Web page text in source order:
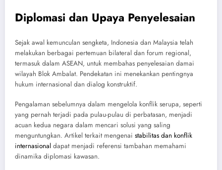
Diplomasi dan Upaya Penyelesaian
Sejak awal kemunculan sengketa, Indonesia dan Malaysia telah
melakukan berbagai pertemuan bilateral dan forum regional,
termasuk dalam ASEAN, untuk membahas penyelesaian damai
wilayah Blok Ambalat. Pendekatan ini menekankan pentingnya
hukum internasional dan dialog konstruktif.
Pengalaman sebelumnya dalam mengelola konflik serupa, seperti
yang pernah terjadi pada pulau-pulau di perbatasan, menjadi
acuan kedua negara dalam mencari solusi yang saling
menguntungkan. Artikel terkait mengenai stabilitas dan konflik
internasional dapat menjadi referensi tambahan memahami
dinamika diplomasi kawasan.